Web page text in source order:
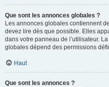
Que sont les annonces globales ?
Les annonces globales contiennent
devez lire dès que possible. Elles
dans votre panneau de l’utilisateur.
globales dépend des permissions
Haut
Que sont les annonces ?